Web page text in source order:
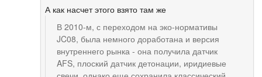
А как насчет этого взято там же
В 2010-м, с переходом на эко-нормативы
JC08, была немного доработана и версия
внутреннего рынка - она получила датчик
AFS, плоский датчик детонации, иридиевые